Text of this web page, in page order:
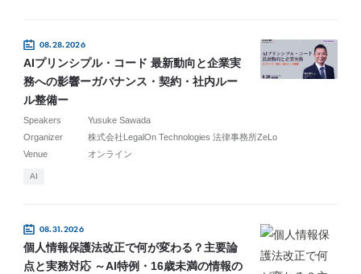
08.28.2026
AIプリンシプル・コード 最新動向と企業実
務への影響ーガバナンス・契約・社内ルー
ル整備ー
Speakers
Yusuke Sawada
Organizer
株式会社LegalOn Technologies 法律事務所ZeLo
Venue
オンライン
AI
08.31.2026
個人情報保護法改正で何が変わる？主要論
点と実務対応 ～AI特例・16歳未満の情報の